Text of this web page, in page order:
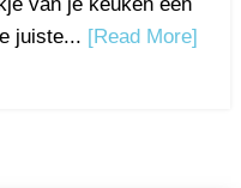
juiste... [Read More]